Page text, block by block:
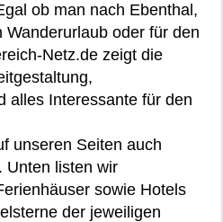
ob man nach Ebenthal,
oder für den
Netz.de zeigt die
alles Interessante für den
unseren Seiten auch
Unten listen wir
sowie Hotels
der jeweiligen